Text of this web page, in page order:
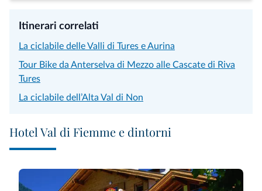
Itinerari correlati
La ciclabile delle Valli di Tures e Aurina
Tour Bike da Anterselva di Mezzo alle Cascate di Riva
Tures
La ciclabile dell’Alta Val di Non
Hotel Val di Fiemme e dintorni